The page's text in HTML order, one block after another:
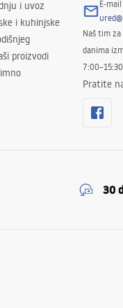
i uvoz
i kuhinjske
proizvodi
E-mail
Naš tim
danima
7:00–15:30
Pratite
30